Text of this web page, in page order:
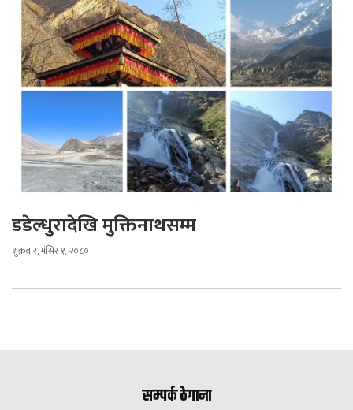
डडेल्धुरादेखि मुक्तिनाथसम्म
शुक्रबार, मंसिर १, २०८०
सम्पर्क ठेगाना